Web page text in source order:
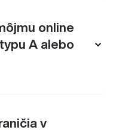
online
A alebo
v